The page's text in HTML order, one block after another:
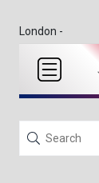
London -